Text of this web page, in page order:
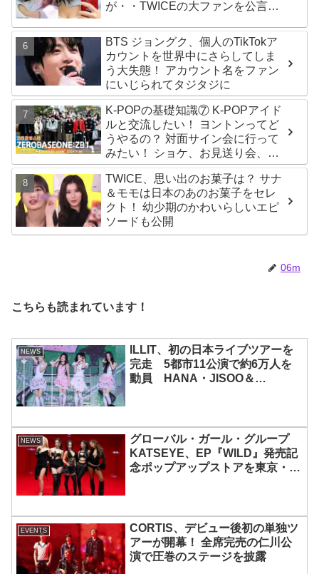
が・・TWICEの大ファンを公言す
「成功したファン」だと話題沸騰
BTS ジョングク、個人のTikTokア
カウントを世界中にさらしてしま
う大失態！ アカウント名をファン
にいじられてタジタジに
K-POPの基礎知識⑦ K-POPアイド
ルと交流したい！ ヨントンってど
うやるの？ 対面サイン会に行って
みたい！ ショケ、お見送り会、握
手会・・・リリースイベントあれ
これを紹介
TWICE、思い出のお菓子は？ サナ
＆モモは日本のあのお菓子をセレ
クト！ 幼少期のかわいらしいエピ
ソードも公開
06m
こちらも読まれています！
NEWS
ILLIT、初の日本ライブツアーを
完走 5都市11公演で約6万人を
動員 HANA・JISOO＆
NEWS
グローバル・ガール・グループ
KATSEYE、EP『WILD』発売記
念ポップアップストアを東京・原
EVENTS
CORTIS、デビュー後初の単独ツ
アーが開幕！ 全席完売の仁川公
演で圧巻のステージを披露